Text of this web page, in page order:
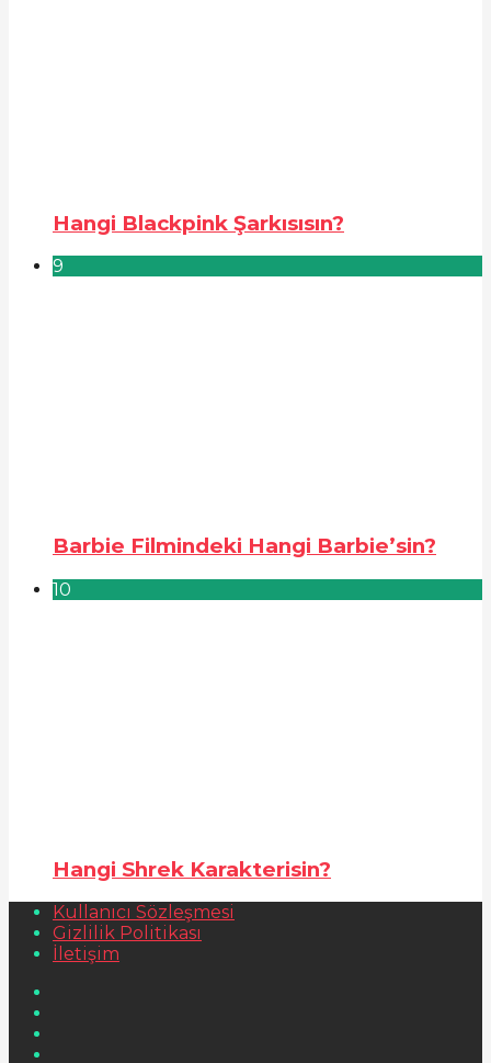
Hangi Blackpink Şarkısısın?
9
Barbie Filmindeki Hangi Barbie’sin?
10
Hangi Shrek Karakterisin?
Kullanıcı Sözleşmesi
Gizlilik Politikası
İletişim